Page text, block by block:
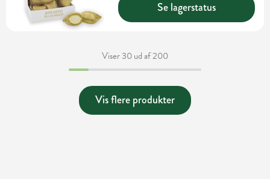
Se lagerstatus
Viser 30 ud af 200
Vis flere produkter